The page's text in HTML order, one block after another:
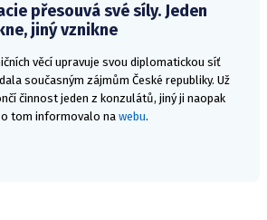
přesouvá své síly. Jeden
jiný vznikne
věcí upravuje svou diplomatickou síť
současným zájmům České republiky. Už
činnost jeden z konzulátů, jiný ji naopak
tom informovalo nawebu.